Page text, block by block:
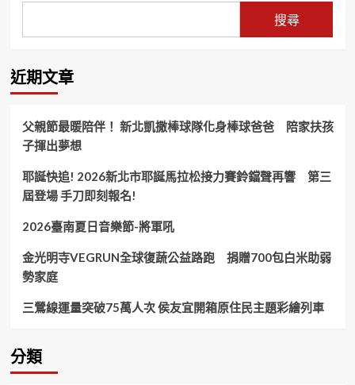
知
化
身
清
潔
員」
體
驗
垃
圾
分
類
源
搜尋
近期文章
父親節最暖陪伴！ 新北凱撒棒球隊化身棒球爸爸 陪家扶孩
子揮出夢想
耶誕快追! 2026新北市耶誕馬拉松接力賽鈴鐺聲再響 第三
屆登場 手刀即刻報名!
2026臺南夏日音樂節-將軍吼
金光明寺VEGRUN全球復蔬公益路跑 捐贈700包白米助弱
勢家庭
三鶯線運量突破75萬人次 侯友宜開箱原住民主題彩繪列車
分類